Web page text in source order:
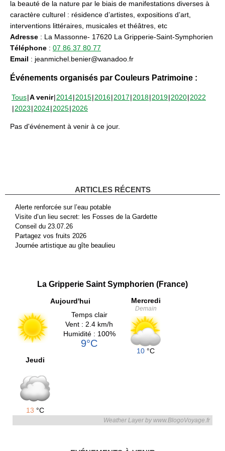
la beauté de la nature par le biais de manifestations diverses à
caractère culturel : résidence d’artistes, expositions d’art,
interventions littéraires, musicales et théâtres, etc
Adresse : La Massonne- 17620 La Gripperie-Saint-Symphorien
Téléphone : 07 86 37 80 77
Email : jeanmichel.benier@wanadoo.fr
Événements organisés par Couleurs Patrimoine :
Tous A venir 2014 2015 2016 2017 2018 2019 2020 2022
2023 2024 2025 2026
Pas d'événement à venir à ce jour.
ARTICLES RÉCENTS
Alerte renforcée sur l’eau potable
Visite d’un lieu secret: les Fosses de la Gardette
Conseil du 23.07.26
Partagez vos fruits 2026
Journée artistique au gîte beaulieu
La Gripperie Saint Symphorien (France)
Aujourd'hui
Temps clair
Vent : 2.4 km/h
Humidité : 100%
9°C
Mercredi
Demain
10 °C
Jeudi
13 °C
Weather Layer by www.BlogoVoyage.fr